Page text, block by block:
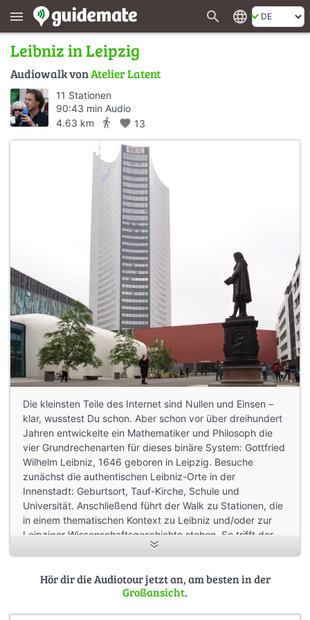
menu search language
Leibniz in Leipzig
Audiowalk vonAtelier Latent
11 Stationen
90:43 min Audio
4.63 km
directions_walk favorite 13
Die kleinsten Teile des Internet sind Nullen und Einsen –
klar, wusstest Du schon. Aber schon vor über dreihundert
Jahren entwickelte ein Mathematiker und Philosoph die
vier Grundrechenarten für dieses binäre System: Gottfried
Wilhelm Leibniz, 1646 geboren in Leipzig. Besuche
zunächst die authentischen Leibniz-Orte in der
Innenstadt: Geburtsort, Tauf-Kirche, Schule und
Universität. Anschließend führt der Walk zu Stationen, die
in einem thematischen Kontext zu Leibniz und/oder zur
Leipziger Wissenschaftsgeschichte stehen. So trifft der
„Gedankengang“ am Deutschen Platz dann auch auf die
den Wissenschaftsstandort Bio City Leipzig.
Mit: Prof. Ulrich Brieler, Prof. Marc Rölli, JuniorProf. Silvia
Hör dir die Audiotour jetzt an, am besten in der
Großansicht.